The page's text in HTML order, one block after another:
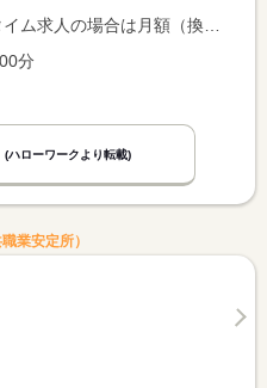
）、パート求人の場合は時間額を表示しています。
分
(ハローワークより転載)
業安定所）